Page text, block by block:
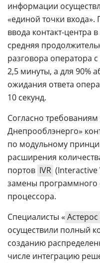
информации
«единой точки
ввода контакт-центра
средняя
разговора оператора
2,5 минуты, а для 90%
ожидания ответа
10 секунд.
Согласно
Днепрооблэнерго»
по модульному
расширения
портов IVR (Interactive
замены программного
процессора.
Специалисты «
осуществили полный
созданию
числе интеграцию